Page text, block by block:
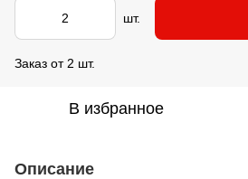
шт.
Заказ от 2 шт.
В избранное
Описание